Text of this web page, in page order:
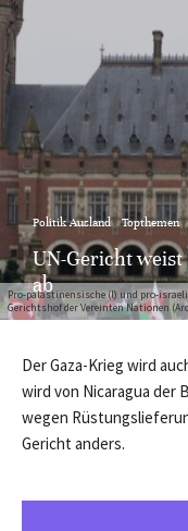
Pro-palästinensische (l) und pro-
Gerichtshof der Vereinten Nationen
Politik Ausland Topthemen
UN-Gericht weist
ab
Der Gaza-Krieg wird
wird von Nicaragua der
wegen
Gericht anders.